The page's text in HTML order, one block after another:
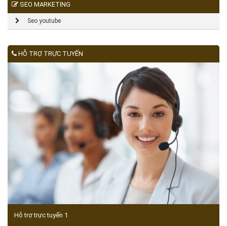
SEO MARKETING
Seo youtube
HỖ TRỢ TRỰC TUYẾN
Hỗ trợ trực tuyến 1